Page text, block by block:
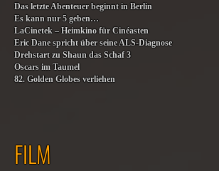
Das letzte Abenteuer beginnt in Berlin
Es kann nur 5 geben…
LaCinetek – Heimkino für Cinéasten
Eric Dane spricht über seine ALS-Diagnose
Drehstart zu Shaun das Schaf 3
Oscars im Taumel
82. Golden Globes verliehen
FILM